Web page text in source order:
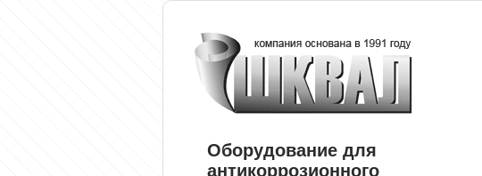
Оборудование для
антикоррозионного